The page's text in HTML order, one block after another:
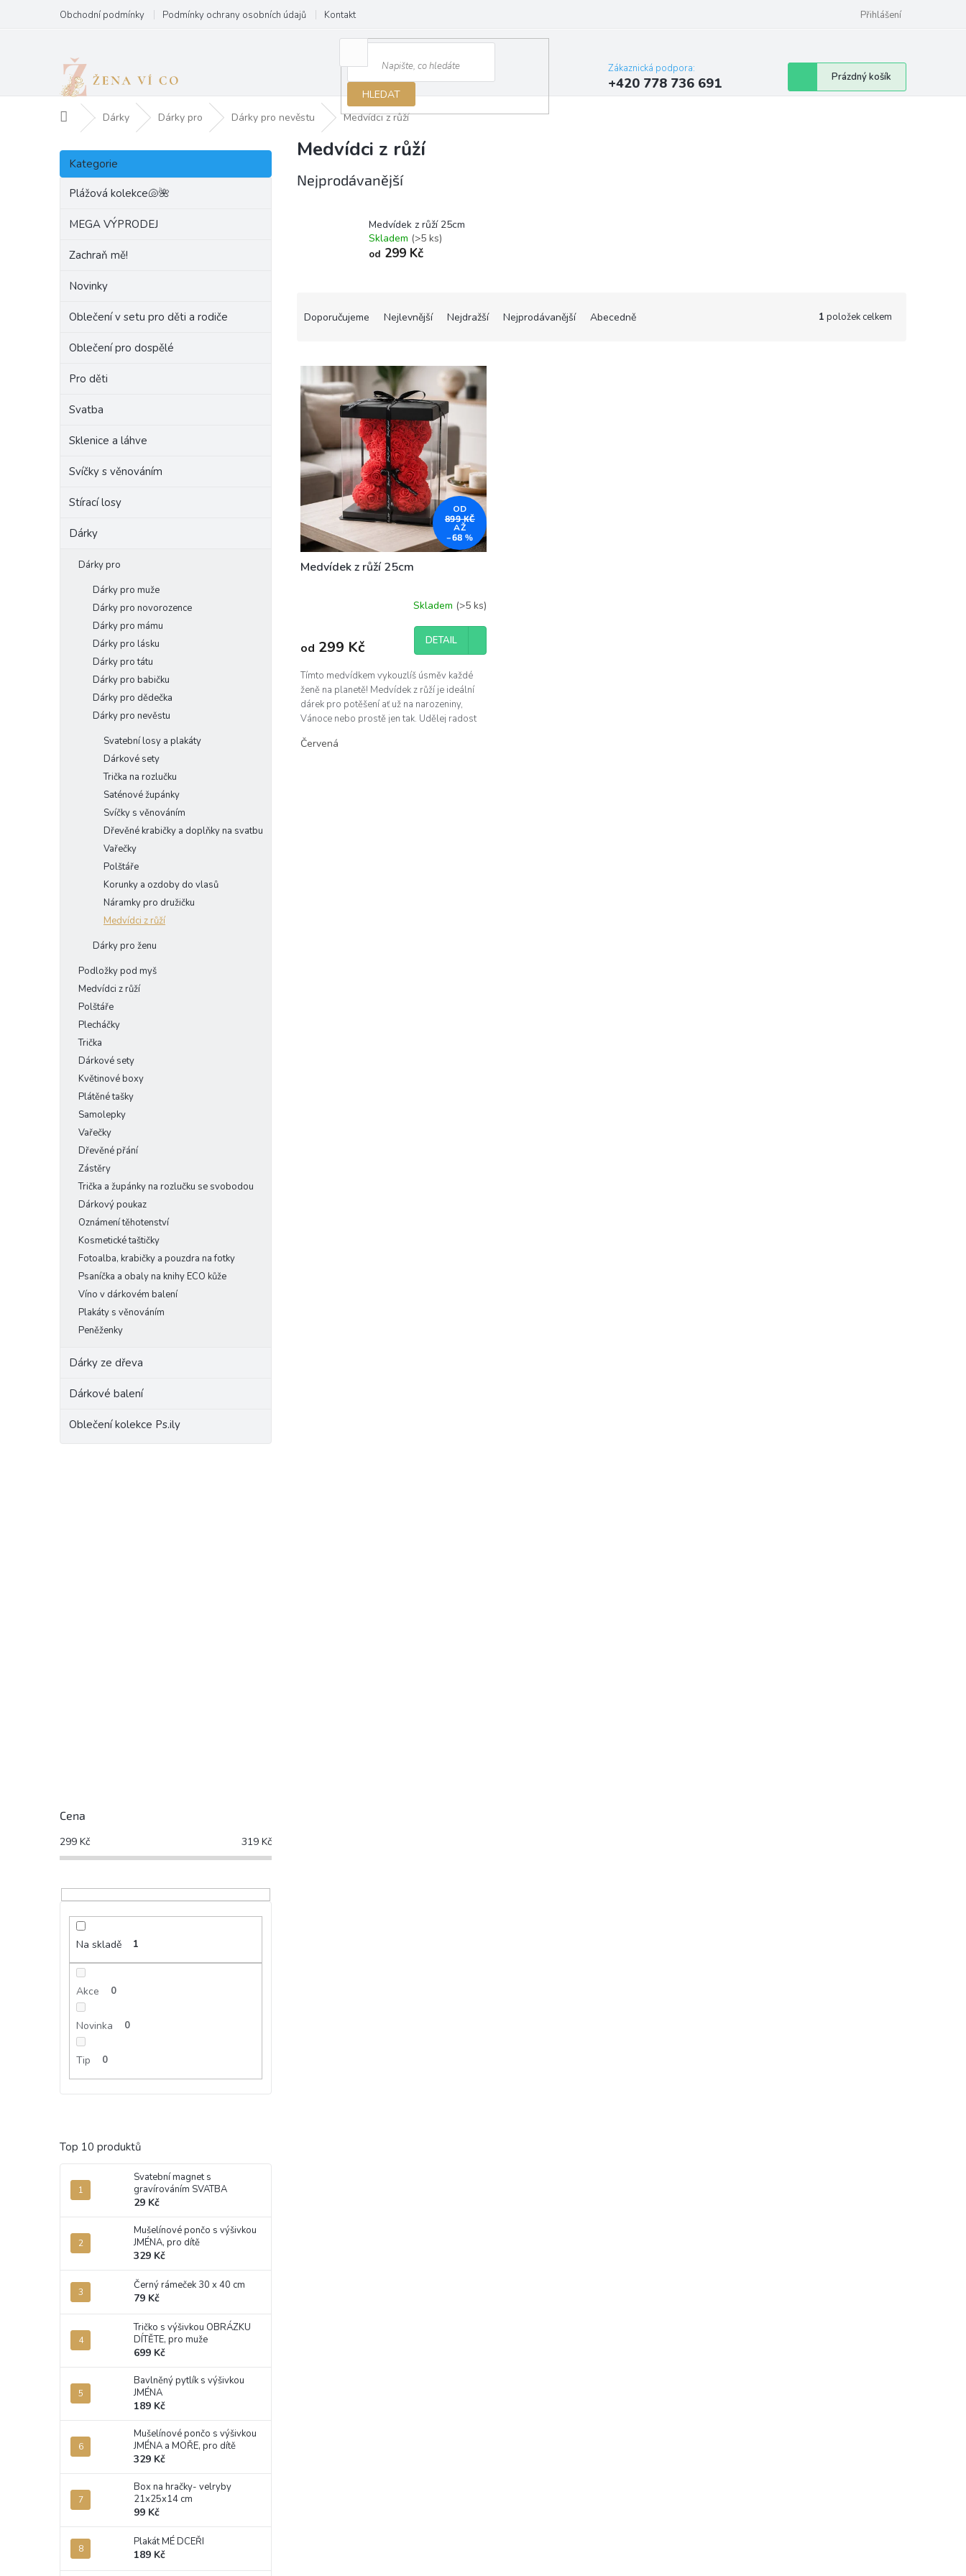
obsah
Obchodní podmínky Podmínky ochrany osobních údajů Kontakt Přihlášení
HLEDAT
Zákaznická podpora:
+420 778 736 691
Nákupní
košík
Prázdný košík
Domů Dárky Dárky pro Dárky pro nevěstu Medvídci z růží
P
s
Přeskočit
kategorie
Kategorie
Plážová kolekce🐚🌺
MEGA VÝPRODEJ
Zachraň mě!
Novinky
Oblečení v setu pro děti a rodiče
Oblečení pro dospělé
Pro děti
Svatba
Sklenice a láhve
Svíčky s věnováním
Stírací losy
Dárky
Dárky pro
Dárky pro muže
Dárky pro novorozence
Dárky pro mámu
Dárky pro lásku
Dárky pro tátu
Dárky pro babičku
Dárky pro dědečka
Dárky pro nevěstu
Svatební losy a plakáty
Dárkové sety
Trička na rozlučku
Saténové župánky
Svíčky s věnováním
Dřevěné krabičky a doplňky na svatbu
Vařečky
Polštáře
Korunky a ozdoby do vlasů
Náramky pro družičku
Medvídci z růží
Dárky pro ženu
Podložky pod myš
Medvídci z růží
Polštáře
Plecháčky
Trička
Dárkové sety
Květinové boxy
Plátěné tašky
Samolepky
Vařečky
Dřevěné přání
Zástěry
Trička a župánky na rozlučku se svobodou
Dárkový poukaz
Oznámení těhotenství
Kosmetické taštičky
Fotoalba, krabičky a pouzdra na fotky
Psaníčka a obaly na knihy ECO kůže
Víno v dárkovém balení
Plakáty s věnováním
Peněženky
Dárky ze dřeva
Dárkové balení
Oblečení kolekce Ps.ily
Cena
299 Kč 319 Kč
Na skladě 1
Akce 0
Novinka 0
Tip 0
Top 10 produktů
Svatební magnet s
gravírováním SVATBA
29 Kč
Mušelínové pončo s výšivkou
JMÉNA, pro dítě
329 Kč
Černý rámeček 30 x 40 cm
79 Kč
Tričko s výšivkou OBRÁZKU
DÍTĚTE, pro muže
699 Kč
Bavlněný pytlík s výšivkou
JMÉNA
189 Kč
Mušelínové pončo s výšivkou
JMÉNA a MOŘE, pro dítě
329 Kč
Box na hračky- velryby
21x25x14 cm
99 Kč
Plakát MÉ DCEŘI
189 Kč
Medvídci z růží
Nejprodávanější
Medvídek z růží 25cm
Skladem (>5 ks)
od 299 Kč
n
p
u
k
ů
Doporučujeme Nejlevnější Nejdražší Nejprodávanější Abecedně 1 položek celkem
V
p
r
o
u
k
t
ů
OD
899 KČ
AŽ
–68 %
Medvídek z růží 25cm
je
z
5
hvězdiček.
Skladem (>5 ks)
od 299 Kč DETAIL
Tímto medvídkem vykouzlíš úsměv každé
ženě na planetě! Medvídek z růží je ideální
dárek pro potěšení ať už na narozeniny,
Vánoce nebo prostě jen tak. Udělej radost
Červená